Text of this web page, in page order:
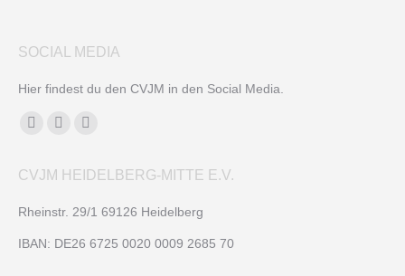
SOCIAL MEDIA
Hier findest du den CVJM in den Social Media.
Finden Sie uns auf:
opens
window
opens
window
opens
in
window
CVJM HEIDELBERG-MITTE E.V.
Rheinstr. 29/1 69126 Heidelberg
IBAN: DE26 6725 0020 0009 2685 70